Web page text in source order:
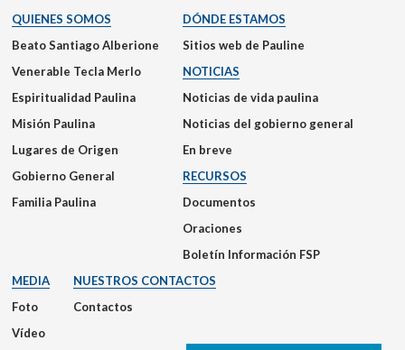
QUIENES SOMOS
Beato Santiago Alberione
Venerable Tecla Merlo
Espiritualidad Paulina
Misión Paulina
Lugares de Origen
Gobierno General
Familia Paulina
DÓNDE ESTAMOS
Sitios web de Pauline
NOTICIAS
Noticias de vida paulina
Noticias del gobierno general
En breve
RECURSOS
Documentos
Oraciones
Boletín Información FSP
MEDIA
Foto
Vídeo
NUESTROS CONTACTOS
Contactos